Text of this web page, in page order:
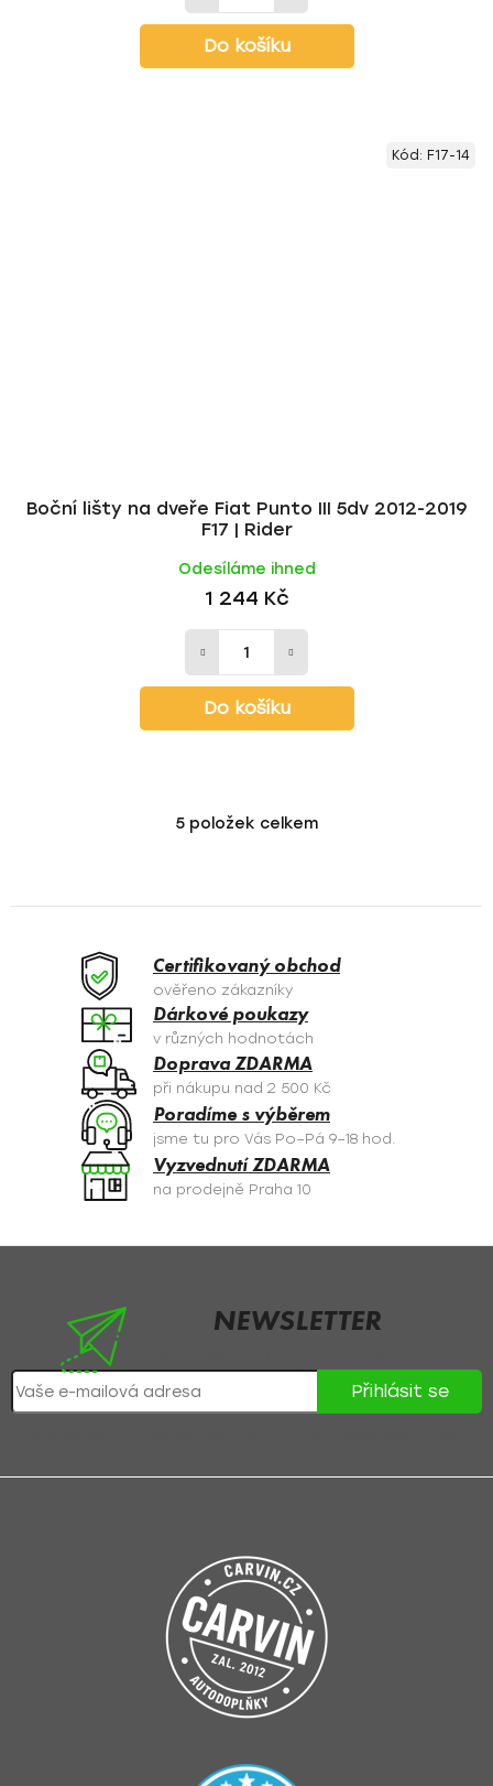
Do košíku
Boční lišty na dveře Fiat Punto III 5dv 2012-2019
F17 | Rider
Odesíláme ihned
1 244 Kč
Do košíku
Kód: F17-14
O
á
c
í
p
r
v
k
y
v
ý
p
s
5položek celkem
Certifikovaný obchod
ověřeno zákazníky
Dárkové poukazy
v různých hodnotách
Doprava ZDARMA
při nákupu nad 2 500 Kč
Poradíme s výběrem
jsme tu pro Vás Po–Pá 9–18 hod.
Vyzvednutí ZDARMA
na prodejně Praha 10
NEWSLETTER
Přihlásit se